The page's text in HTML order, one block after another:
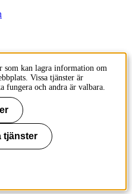
som kan lagra information om
Vissa tjänster är
fungera och andra är valbara.
tjänster